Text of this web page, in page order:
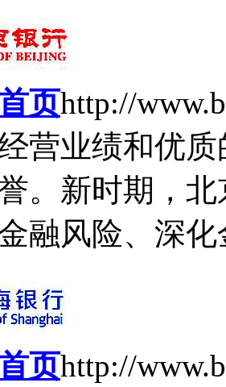
页http://
营业绩和优
。新时期，
融风险、深化
页http://